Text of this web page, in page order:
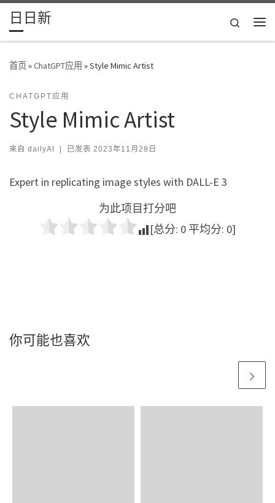
Skip to content
日日新
Search
首页»ChatGPT应用 »Style Mimic Artist
CHATGPT应用
Style Mimic Artist
来自 dailyAI | 已发表 2023年11月28日
Expert in replicating image styles with DALL-E 3
为此项目打分吧
[总分: 0 平均分: 0]
你可能也喜欢